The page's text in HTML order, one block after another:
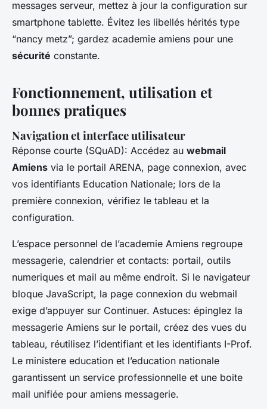
messages serveur, mettez à jour la configuration sur
smartphone tablette. Évitez les libellés hérités type
“nancy metz”; gardez academie amiens pour une
sécurité constante.
Fonctionnement, utilisation et
bonnes pratiques
Navigation et interface utilisateur
Réponse courte (SQuAD): Accédez au webmail
Amiens via le portail ARENA, page connexion, avec
vos identifiants Education Nationale; lors de la
première connexion, vérifiez le tableau et la
configuration.
L’espace personnel de l’academie Amiens regroupe
messagerie, calendrier et contacts: portail, outils
numeriques et mail au même endroit. Si le navigateur
bloque JavaScript, la page connexion du webmail
exige d’appuyer sur Continuer. Astuces: épinglez la
messagerie Amiens sur le portail, créez des vues du
tableau, réutilisez l’identifiant et les identifiants I-Prof.
Le ministere education et l’education nationale
garantissent un service professionnelle et une boite
mail unifiée pour amiens messagerie.